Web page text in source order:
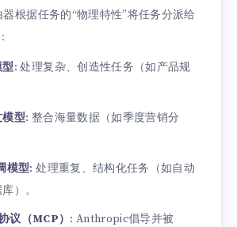
器根据任务的“物理特性”将任务分派给
: 处理复杂、创造性任务（如产品规
型: 整合海量数据（如季度营销分
模型: 处理重复、结构化任务（如自动
）。
议（MCP） : Anthropic倡导并被